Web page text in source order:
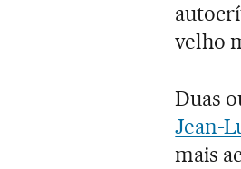
velho
Duas
Jean-
mais